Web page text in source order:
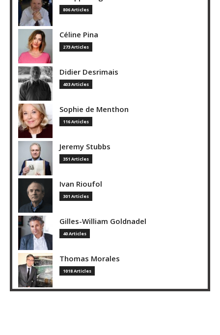
806 Articles
Céline Pina
273 Articles
Didier Desrimais
403 Articles
Sophie de Menthon
116 Articles
Jeremy Stubbs
351 Articles
Ivan Rioufol
301 Articles
Gilles-William Goldnadel
40 Articles
Thomas Morales
1018 Articles